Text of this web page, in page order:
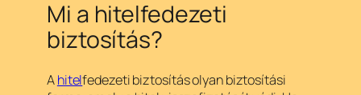
Mi a hitelfedezeti
biztosítás?
Ahitelfedezeti biztosítás olyan biztosítási